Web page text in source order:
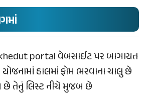
portal વેબસાઈટ પર બાગાયત
હાલમાં ફોમ ભરવાના ચાલુ છે
છે તેનું લિસ્ટ નીચે મુજબ છે